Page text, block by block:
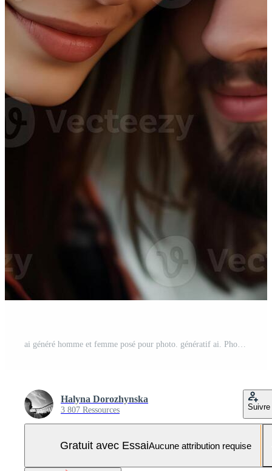
ai généré homme et femme posé pour photo. génératif ai. Photo Pro
Halyna Dorozhynska
3 807 Ressources Suivre
Gratuit avec EssaiAucune attribution requise